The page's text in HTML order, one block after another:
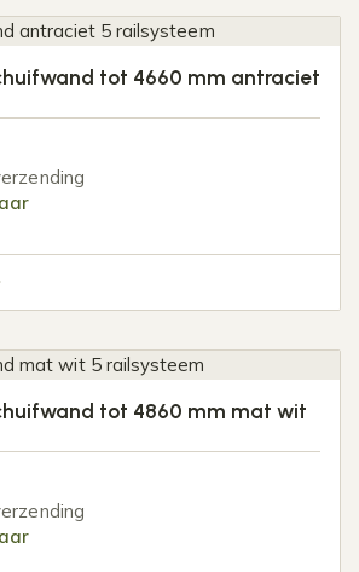
tot 4660 mm antraciet
tot 4860 mm mat wit